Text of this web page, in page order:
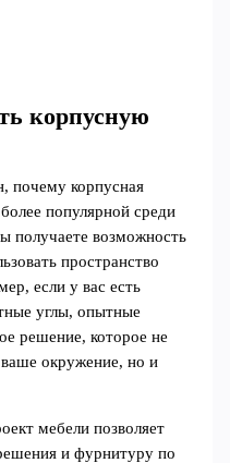
корпусную
почему корпусная
популярной среди
получаете возможность
пространство
если у вас есть
углы, опытные
решение, которое не
окружение, но и
мебели позволяет
и фурнитуру по